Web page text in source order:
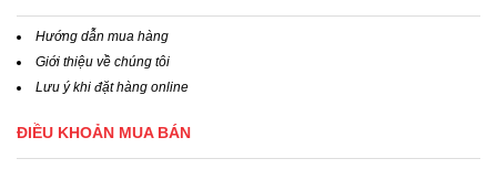
Hướng dẫn mua hàng
Giới thiệu về chúng tôi
Lưu ý khi đặt hàng online
ĐIỀU KHOẢN MUA BÁN